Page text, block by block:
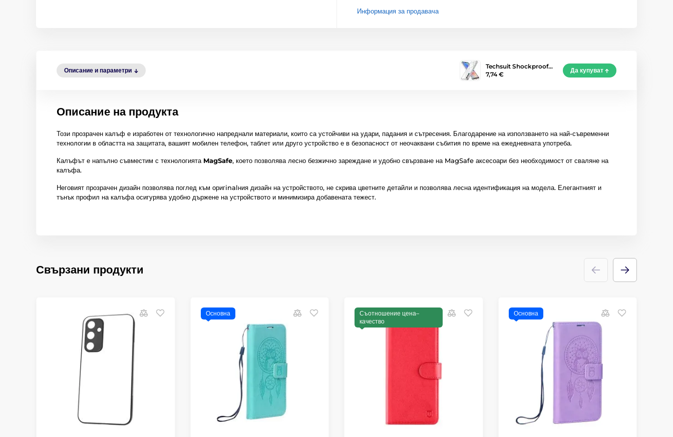
Информация за продавача
Описание и параметри
Techsuit Shockproof…
7,74 €
Да купуват
Описание на продукта
Този прозрачен калъф е изработен от технологично напреднали материали, които са устойчиви на удари, падания и сътресения. Благодарение на използването на най-съвременни
технологии в областта на защитата, вашият мобилен телефон, таблет или друго устройство е в безопасност от неочаквани събития по време на ежедневната употреба.
Калъфът е напълно съвместим с технологията MagSafe, което позволява лесно безжично зареждане и удобно свързване на MagSafe аксесоари без необходимост от сваляне на
калъфа.
Неговият прозрачен дизайн позволява поглед към оригinalния дизайн на устройството, не скрива цветните детайли и позволява лесна идентификация на модела. Елегантният и
тънък профил на калъфа осигурява удобно държене на устройството и минимизира добавената тежест.
Свързани продукти
Основна
Съотношение цена–
качество
Основна